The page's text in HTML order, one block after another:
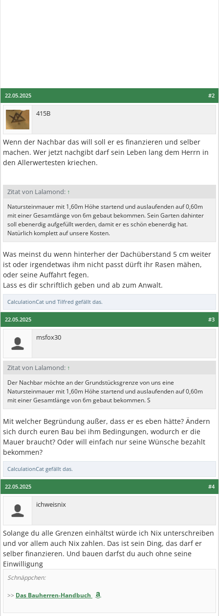
#2
22.05.2025
415B
Wenn der Nachbar das will soll er es finanzieren und selber
machen. Wer jetzt nachgibt darf sein Leben lang dem Herrn in
den Allerwertesten kriechen.
Zitat von Lalamond: ↑
Natursteinmauer mit 1,60m Höhe startend und auslaufenden auf 0,60m
mit einer Gesamtlänge von 6m gebaut bekommen. Sein Garten dahinter
soll ebenerdig aufgefüllt werden, damit er es schön ebenerdig hat.
Natürlich komplett auf unsere Kosten.
Was meinst du wenn hinterher der Dachüberstand 5 cm weiter
ist oder irgendetwas ihm nicht passt dürft ihr Rasen mähen,
oder seine Auffahrt fegen.
Lass es dir schriftlich geben und ab zum Anwalt.
CalculationCat und Tilfred gefällt das.
#3
22.05.2025
msfox30
Zitat von Lalamond: ↑
Der Nachbar möchte an der Grundstücksgrenze von uns eine
Natursteinmauer mit 1,60m Höhe startend und auslaufenden auf 0,60m
mit einer Gesamtlänge von 6m gebaut bekommen. S
Mit welcher Begründung außer, dass er es eben hätte? Ändern
sich durch euren Bau bei ihm Bedingungen, wodurch er die
Mauer braucht? Oder will einfach nur seine Wünsche bezahlt
bekommen?
CalculationCat gefällt das.
#4
22.05.2025
ichweisnix
Solange du alle Grenzen einhältst würde ich Nix unterschreiben
und vor allem auch Nix zahlen. Das ist sein Ding, das darf er
selber finanzieren. Und bauen darfst du auch ohne seine
Einwilligung
Schnäppchen:
>> Das Bauherren-Handbuch